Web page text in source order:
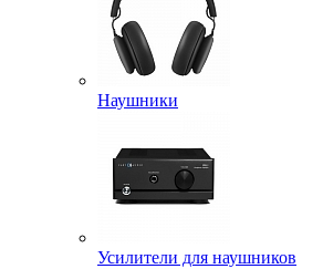
Наушники
Усилители для наушников